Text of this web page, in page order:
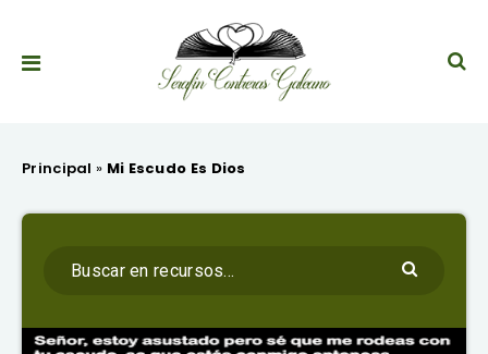
Principal » Mi Escudo Es Dios